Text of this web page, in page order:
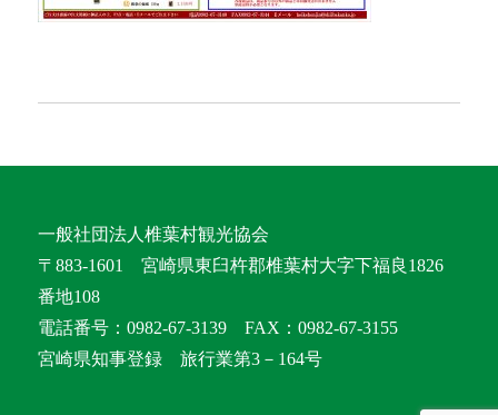
一般社団法人椎葉村観光協会
〒883-1601 宮崎県東臼杵郡椎葉村大字下福良1826
番地108
電話番号：0982-67-3139 FAX：0982-67-3155
宮崎県知事登録 旅行業第3－164号